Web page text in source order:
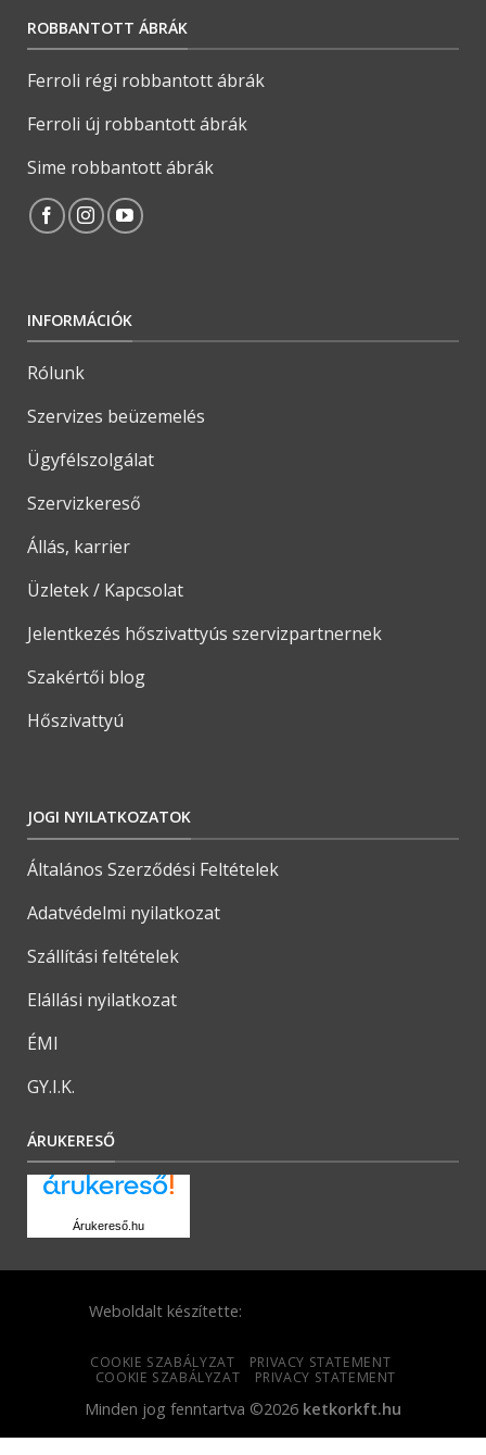
ROBBANTOTT ÁBRÁK
Ferroli régi robbantott ábrák
Ferroli új robbantott ábrák
Sime robbantott ábrák
INFORMÁCIÓK
Rólunk
Szervizes beüzemelés
Ügyfélszolgálat
Szervizkereső
Állás, karrier
Üzletek / Kapcsolat
Jelentkezés hőszivattyús szervizpartnernek
Szakértői blog
Hőszivattyú
JOGI NYILATKOZATOK
Általános Szerződési Feltételek
Adatvédelmi nyilatkozat
Szállítási feltételek
Elállási nyilatkozat
ÉMI
GY.I.K.
ÁRUKERESŐ
Árukereső.hu
Weboldalt készítette:
COOKIE SZABÁLYZAT
PRIVACY STATEMENT
COOKIE SZABÁLYZAT
PRIVACY STATEMENT
Minden jog fenntartva ©2026 ketkorkft.hu